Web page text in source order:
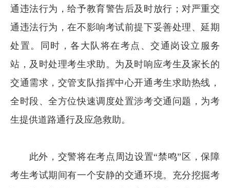
通违法行为，给予教育警告后及时放行；对严重交
通违法行为，在不影响考试前提下妥善处理、延期
处置。同时，各大队将在考点、交通岗设立服务
站，及时处理考生求助。为及时响应考生及家长的
交通需求，交管支队指挥中心开通考生求助热线，
全时段、全方位快速调度处置涉考交通问题，为考
生提供道路通行及应急救助。
此外，交警将在考点周边设置“禁鸣”区，保障
考生考试期间有一个安静的交通环境。充分挖掘考